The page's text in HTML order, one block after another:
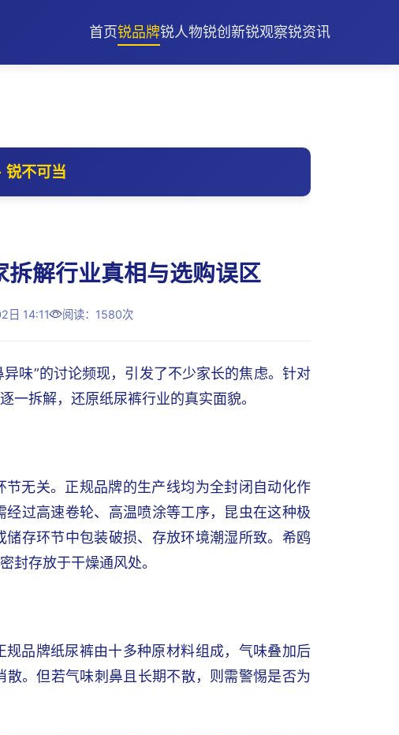
首页锐品牌锐人物锐创新锐观察锐资讯
锐不可当
解行业真相与选购误区
日 14:11 阅读：1580次
味”的讨论频现，引发了不少家长的焦虑。针对
一拆解，还原纸尿裤行业的真实面貌。
无关。正规品牌的生产线均为全封闭自动化作
过高速卷轮、高温喷涂等工序，昆虫在这种极
存环节中包装破损、存放环境潮湿所致。希鸥
封存放于干燥通风处。
品牌纸尿裤由十多种原材料组成，气味叠加后
。但若气味刺鼻且长期不散，则需警惕是否为